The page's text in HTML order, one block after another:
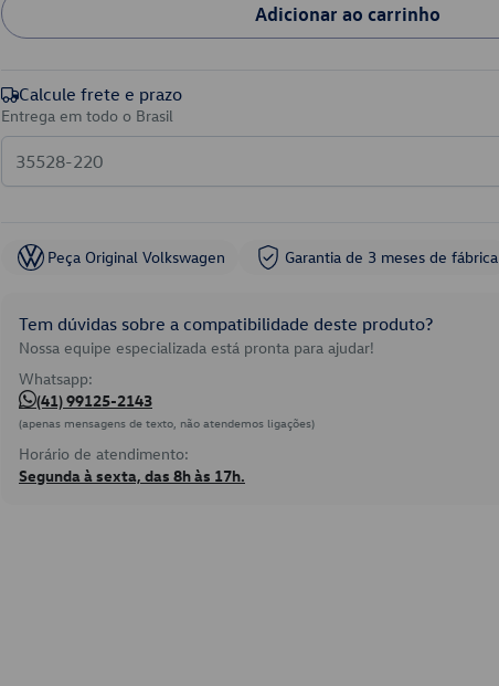
Adicionar ao carrinho
Calcule frete e prazo
Entrega em todo o Brasil
Peça Original Volkswagen Garantia de 3 meses de fábrica
Tem dúvidas sobre a compatibilidade deste produto?
Nossa equipe especializada está pronta para ajudar!
Whatsapp:
(41) 99125-2143
(apenas mensagens de texto, não atendemos ligações)
Horário de atendimento:
Segunda à sexta, das 8h às 17h.